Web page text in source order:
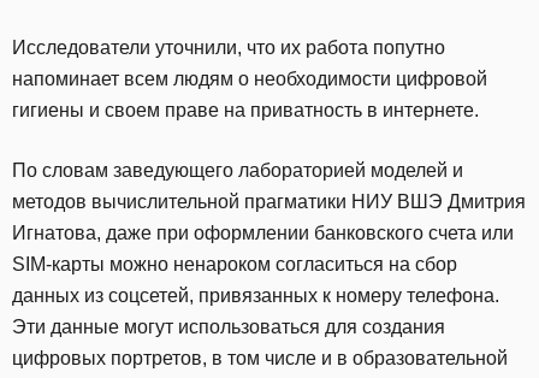
Исследователи уточнили, что их работа попутно
напоминает всем людям о необходимости цифровой
гигиены и своем праве на приватность в интернете.
По словам заведующего лабораторией моделей и
методов вычислительной прагматики НИУ ВШЭ Дмитрия
Игнатова, даже при оформлении банковского счета или
SIM-карты можно ненароком согласиться на сбор
данных из соцсетей, привязанных к номеру телефона.
Эти данные могут использоваться для создания
цифровых портретов, в том числе и в образовательной